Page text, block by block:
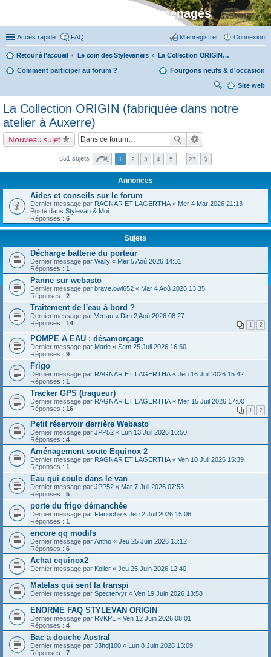
Stylevan - Vans aménagés
Accès rapide FAQ Connexion
M’enregistrer
Retour à l'accueil Le coin des Stylevaners La Collection ORIGIN (fabriquée dans notre atelier à Auxerre)
Comment participer au forum ? Fourgons neufs & d'occasion
Site web
her
La Collection ORIGIN (fabriquée dans notre
atelier à Auxerre)
Nouveau sujet
651 sujets 1 2 3 4 5 27
Annonces
Aides et conseils sur le forum
Dernier message par RAGNAR ET LAGERTHA « Mer 4 Mar 2026 21:13
Posté dans Stylevan & Moi
Réponses : 6
Sujets
Décharge batterie du porteur
Dernier message par Wally « Mer 5 Aoû 2026 14:31
Réponses : 1
Panne sur webasto
Dernier message par brave.owl652 « Mar 4 Aoû 2026 13:35
Réponses : 2
Traitement de l'eau à bord ?
Dernier message par Vertau « Dim 2 Aoû 2026 08:27
Réponses : 14 1 2
POMPE A EAU : désamorçage
Dernier message par Marie « Sam 25 Juil 2026 16:50
Réponses : 9
Frigo
Dernier message par RAGNAR ET LAGERTHA « Jeu 16 Juil 2026 15:42
Réponses : 1
Tracker GPS (traqueur)
Dernier message par RAGNAR ET LAGERTHA « Mer 15 Juil 2026 17:00
Réponses : 16 1 2
Petit réservoir derrière Webasto
Dernier message par JPP52 « Lun 13 Juil 2026 16:50
Réponses : 4
Aménagement soute Equinox 2
Dernier message par RAGNAR ET LAGERTHA « Ven 10 Juil 2026 15:39
Réponses : 1
Eau qui coule dans le van
Dernier message par JPP52 « Mar 7 Juil 2026 07:53
Réponses : 5
porte du frigo démanchée
Dernier message par Flanoche « Jeu 2 Juil 2026 15:06
Réponses : 1
encore qq modifs
Dernier message par Antho « Jeu 25 Juin 2026 13:12
Réponses : 6
Achat equinox2
Dernier message par Koller « Jeu 25 Juin 2026 12:40
Matelas qui sent la transpi
Dernier message par Spectervyr « Ven 19 Juin 2026 13:58
ENORME FAQ STYLEVAN ORIGIN
Dernier message par RVKPL « Ven 12 Juin 2026 08:01
Réponses : 4
Bac a douche Austral
Dernier message par 33hdj100 « Lun 8 Juin 2026 13:09
Réponses : 7